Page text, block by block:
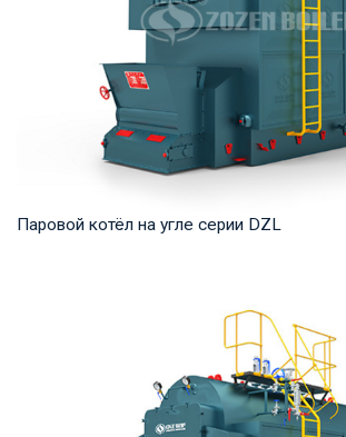
Паровой котёл на угле серии DZL
продукта: 2–20 т/ч Температура на выходе: ...